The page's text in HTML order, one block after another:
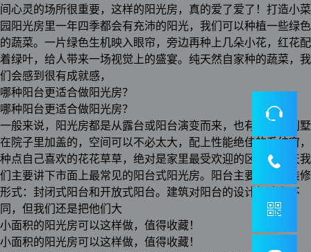
间心灵的场所很重要，这样的阳光房，真的爱了爱了！打造小菜
园阳光房里一年四季都会有充沛的阳光，我们可以种植一些绿色
的蔬菜。一片绿色生机映入眼帘，旁边再种上几朵小花，红花配
着绿叶，给人带来一场视觉上的盛宴。纯天然自家种的蔬菜，我
们会感到很有成就感，
哪种阳台更适合做阳光房？
哪种阳台更适合做阳光房？
一般来说，阳光房都是从露台或阳台演变而来，也有洋房、别墅
在院子里加盖的，空间可以不必太大，配上性能绝佳的系统窗，
种点自己喜欢的花花草草，绝对是家里最受欢迎的区域。今天我
们主要讲下市面上最常见的阳台式阳光房。阳台主要有两种装修
形式：封闭式阳台和开放式阳台。建筑对阳台的设计都略有不
同，但我们还是把他们大
小面积的阳光房可以这样做，值得收藏！
小面积的阳光房可以这样做，值得收藏！